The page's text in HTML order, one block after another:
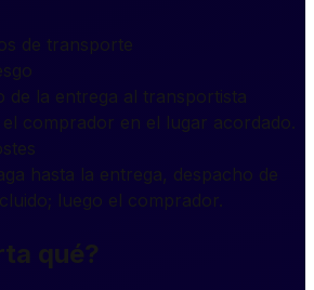
de la entrega al transportista
el comprador en el lugar acordado.
hasta la entrega, despacho de
luego el comprador.
qué?